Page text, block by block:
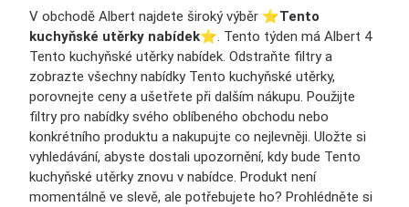
V obchodě Albert najdete široký výběr ⭐️Tento
kuchyňské utěrky nabídek⭐️. Tento týden má Albert 4
Tento kuchyňské utěrky nabídek. Odstraňte filtry a
zobrazte všechny nabídky Tento kuchyňské utěrky,
porovnejte ceny a ušetřete při dalším nákupu. Použijte
filtry pro nabídky svého oblíbeného obchodu nebo
konkrétního produktu a nakupujte co nejlevněji. Uložte si
vyhledávání, abyste dostali upozornění, kdy bude Tento
kuchyňské utěrky znovu v nabídce. Produkt není
momentálně ve slevě, ale potřebujete ho? Prohlédněte si